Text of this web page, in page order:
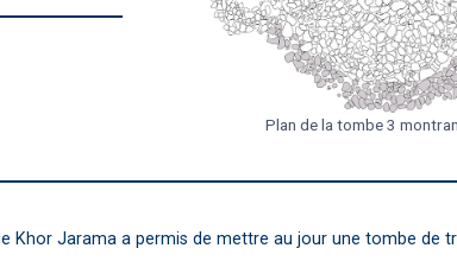
Plan de la tombe 3
Khor Jarama a permis de mettre au jour une tombe de